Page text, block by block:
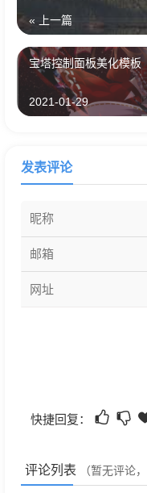
« 上一篇
宝塔控制面板美化模板
2021-01-29
发表评论
快捷回复：
评论列表 （暂无评论，